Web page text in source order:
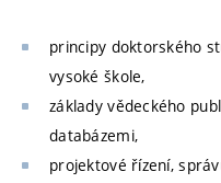
principy doktorského
vysoké škole,
základy vědeckého
databázemi,
projektové řízení,